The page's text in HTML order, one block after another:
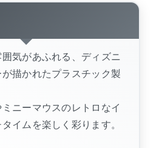
気があふれる、ディズニ
描かれたプラスチック製
ニーマウスのレトロなイ
イムを楽しく彩ります。